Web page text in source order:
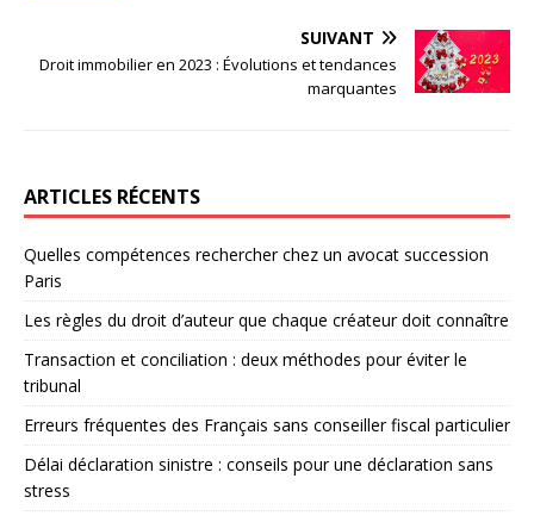
SUIVANT
Droit immobilier en 2023 : Évolutions et tendances
marquantes
ARTICLES RÉCENTS
Quelles compétences rechercher chez un avocat succession
Paris
Les règles du droit d’auteur que chaque créateur doit connaître
Transaction et conciliation : deux méthodes pour éviter le
tribunal
Erreurs fréquentes des Français sans conseiller fiscal particulier
Délai déclaration sinistre : conseils pour une déclaration sans
stress